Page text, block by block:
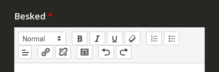
Besked *